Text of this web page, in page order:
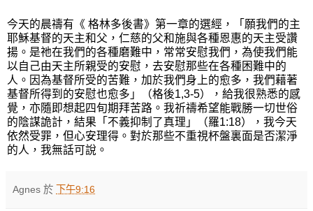
今天的晨禱有《 格林多後書》第一章的選經，「願我們的主
耶穌基督的天主和父，仁慈的父和施與各種恩惠的天主受讚
揚。是祂在我們的各種磨難中，常常安慰我們，為使我們能
以自己由天主所親受的安慰，去安慰那些在各種困難中的
人。因為基督所受的苦難，加於我們身上的愈多，我們藉著
基督所得到的安慰也愈多」（格後1,3-5），給我很熟悉的感
覺，亦隨即想起四旬期拜苦路。我祈禱希望能戰勝一切世俗
的陰謀詭計，結果「不義抑制了真理」（羅1:18），我今天
依然受罪，但心安理得。對於那些不重視杯盤裏面是否潔淨
的人，我無話可說。
Agnes 於 下午9:16